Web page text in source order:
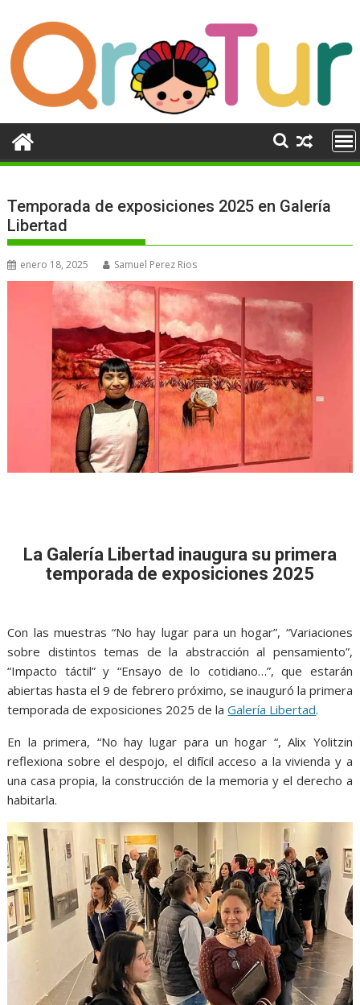
contenido
Temporada de exposiciones 2025 en Galería
Libertad
enero 18, 2025 Samuel Perez Rios
La Galería Libertad inaugura su primera
temporada de exposiciones 2025
Con las muestras “No hay lugar para un hogar”, “Variaciones
sobre distintos temas de la abstracción al pensamiento”,
“Impacto táctil” y “Ensayo de lo cotidiano…”, que estarán
abiertas hasta el 9 de febrero próximo, se inauguró la primera
temporada de exposiciones 2025 de laGalería Libertad.
En la primera, “No hay lugar para un hogar “, Alix Yolitzin
reflexiona sobre el despojo, el difícil acceso a la vivienda y a
una casa propia, la construcción de la memoria y el derecho a
habitarla.